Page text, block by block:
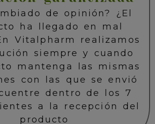
de opinión? ¿El
ha llegado en mal
Vitalpharm realizamos
siempre y cuando
mantenga las mismas
con las que se envió
dentro de los 7
a la recepción del
producto